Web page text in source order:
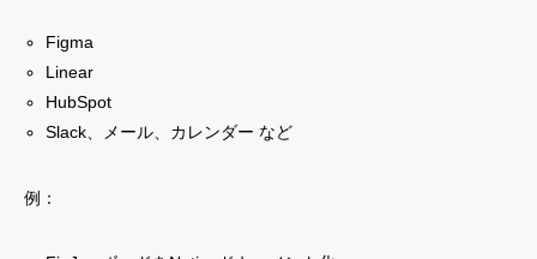
Figma
Linear
HubSpot
Slack、メール、カレンダー など
例：